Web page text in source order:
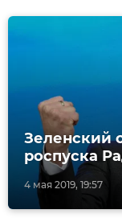
4 мая 2019, 19:57
Зеленский
роспуска